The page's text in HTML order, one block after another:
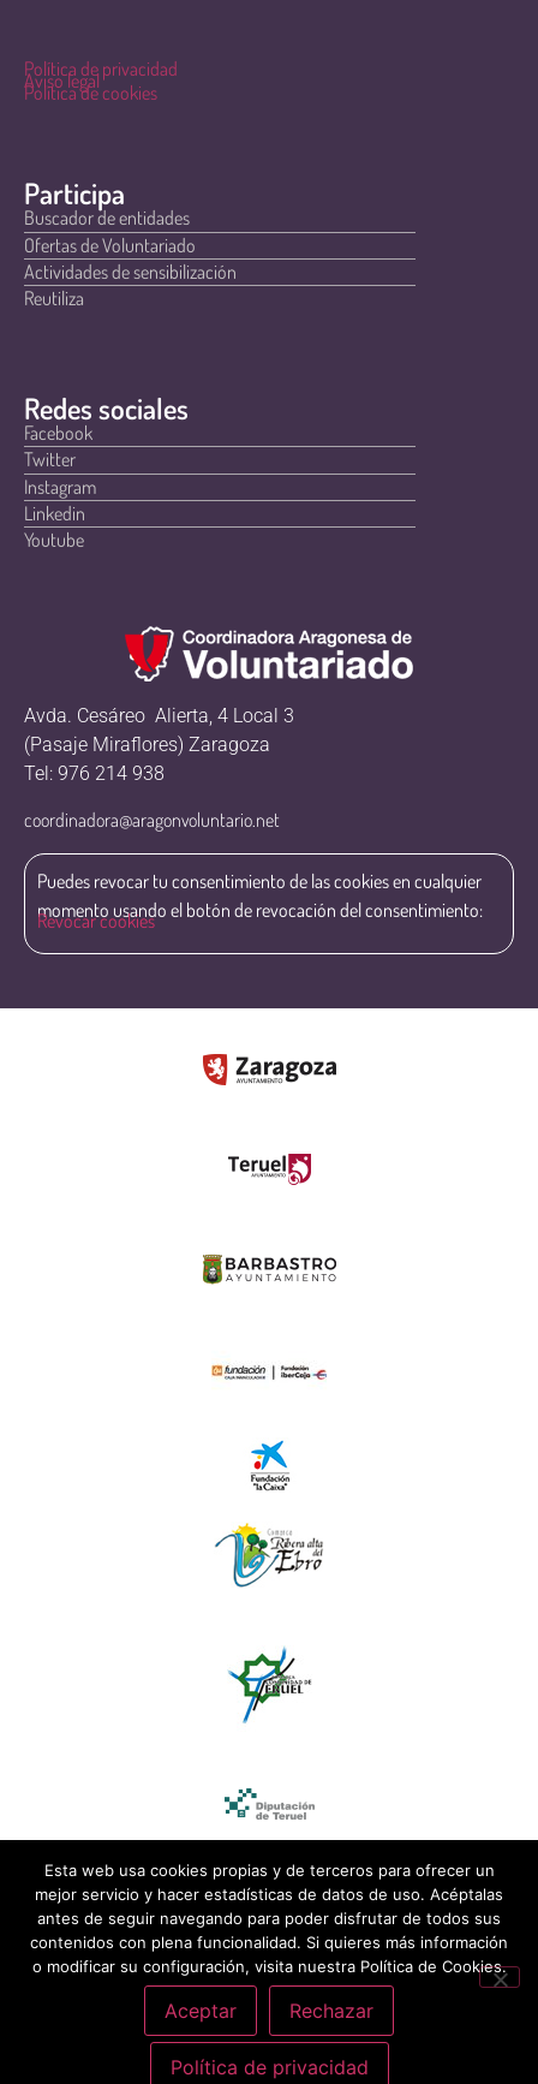
Política de privacidad
Aviso legal
Política de cookies
Participa
Buscador de entidades
Ofertas de Voluntariado
Actividades de sensibilización
Reutiliza
Redes sociales
Facebook
Twitter
Instagram
Linkedin
Youtube
Avda. Cesáreo Alierta, 4 Local 3
(Pasaje Miraflores) Zaragoza
Tel: 976 214 938
coordinadora@aragonvoluntario.net
Puedes revocar tu consentimiento de las cookies en cualquier
momento usando el botón de revocación del consentimiento:
Revocar cookies
Esta web usa cookies propias y de terceros para ofrecer un
mejor servicio y hacer estadísticas de datos de uso. Acéptalas
antes de seguir navegando para poder disfrutar de todos sus
contenidos con plena funcionalidad. Si quieres más información
o modificar su configuración, visita nuestra Política de Cookies.
Aceptar Rechazar
Política de privacidad